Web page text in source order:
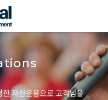
자산운용으로 고객님을